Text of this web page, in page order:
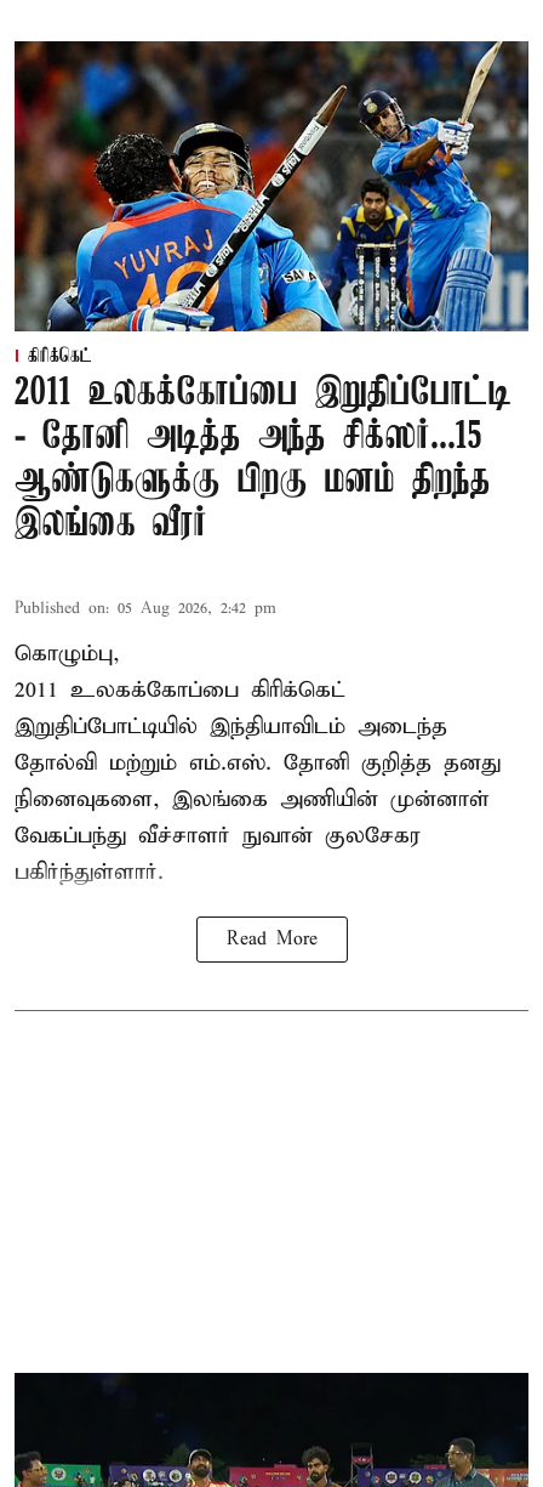
கிரிக்கெட்
2011 உலகக்கோப்பை இறுதிப்போட்டி
- தோனி அடித்த அந்த சிக்ஸர்...15
ஆண்டுகளுக்கு பிறகு மனம் திறந்த
இலங்கை வீரர்
Published on: 05 Aug 2026, 2:42 pm
கொழும்பு,
2011 உலகக்கோப்பை கிரிக்கெட்
இறுதிப்போட்டியில் இந்தியாவிடம் அடைந்த
தோல்வி மற்றும் எம்.எஸ். தோனி குறித்த தனது
நினைவுகளை, இலங்கை அணியின் முன்னாள்
வேகப்பந்து வீச்சாளர் நுவான் குலசேகர
பகிர்ந்துள்ளார்.
Read More